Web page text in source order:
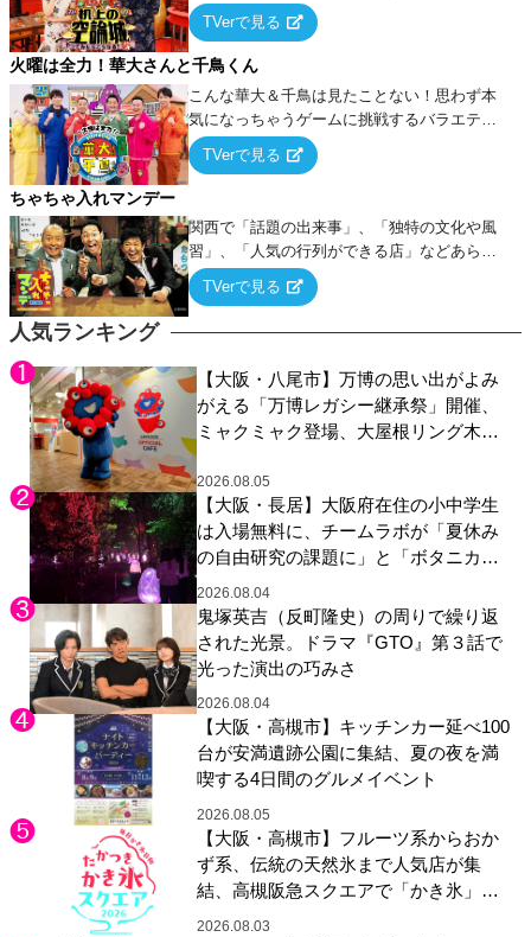
人気ランキング
【大阪・八尾市】万博の思い出がよみ
がえる「万博レガシー継承祭」開催、
ミャクミャク登場、大屋根リング木材
展示も
2026.08.05
【大阪・長居】大阪府在住の小中学生
は入場無料に、チームラボが「夏休み
の自由研究の課題に」と「ボタニカル
ガーデン 大阪」へ招待
2026.08.04
鬼塚英吉（反町隆史）の周りで繰り返
された光景。ドラマ『GTO』第３話で
光った演出の巧みさ
2026.08.04
【大阪・高槻市】キッチンカー延べ100
台が安満遺跡公園に集結、夏の夜を満
喫する4日間のグルメイベント
2026.08.05
【大阪・高槻市】フルーツ系からおか
ず系、伝統の天然氷まで人気店が集
結、高槻阪急スクエアで「かき氷」祭
り
2026.08.03
みたらこうなる！…ハズ」という“机上の空
論”に若手芸人らがカラダを張って挑む！
TVerで見る
火曜は全力！華大さんと千鳥くん
こんな華大＆千鳥は見たことない！思わず本
気になっちゃうゲームに挑戦するバラエティ
ー！
TVerで見る
ちゃちゃ入れマンデー
関西で「話題の出来事」、「独特の文化や風
習」、「人気の行列ができる店」などあらゆ
るテーマについて好き放題にちゃちゃを入れ
ていく関西色を前面に押し出したトークバラ
TVerで見る